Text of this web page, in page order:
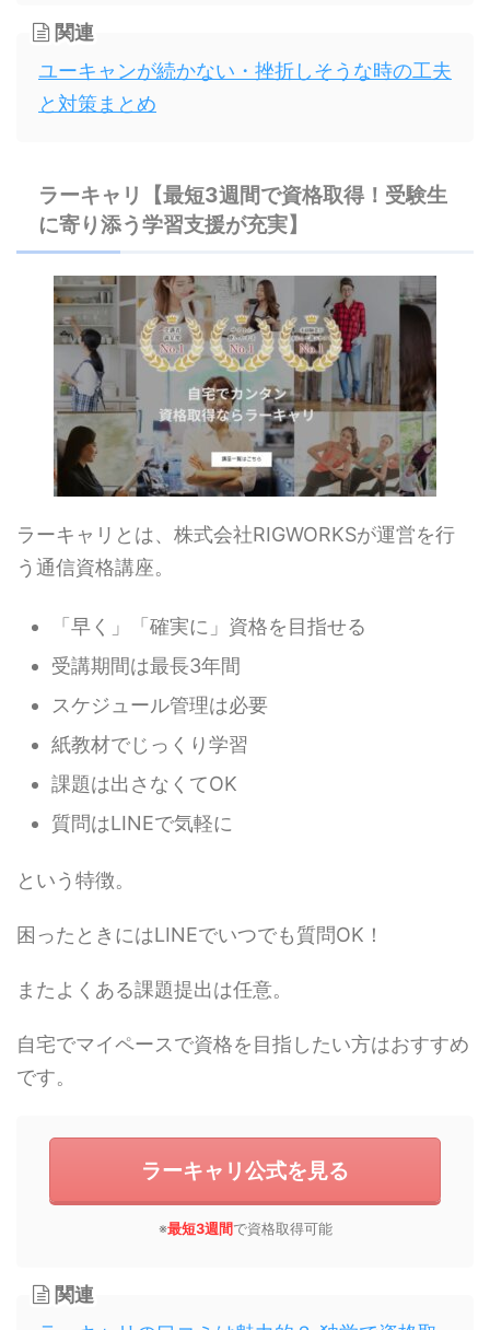
関連
ユーキャンが続かない・挫折しそうな時の工夫
と対策まとめ
ラーキャリ【最短3週間で資格取得！受験生
に寄り添う学習支援が充実】
ラーキャリとは、株式会社RIGWORKSが運営を行
う通信資格講座。
「早く」「確実に」資格を目指せる
受講期間は最長3年間
スケジュール管理は必要
紙教材でじっくり学習
課題は出さなくてOK
質問はLINEで気軽に
という特徴。
困ったときにはLINEでいつでも質問OK！
またよくある課題提出は任意。
自宅でマイペースで資格を目指したい方はおすすめ
です。
ラーキャリ公式を見る
※最短3週間 で資格取得可能
関連